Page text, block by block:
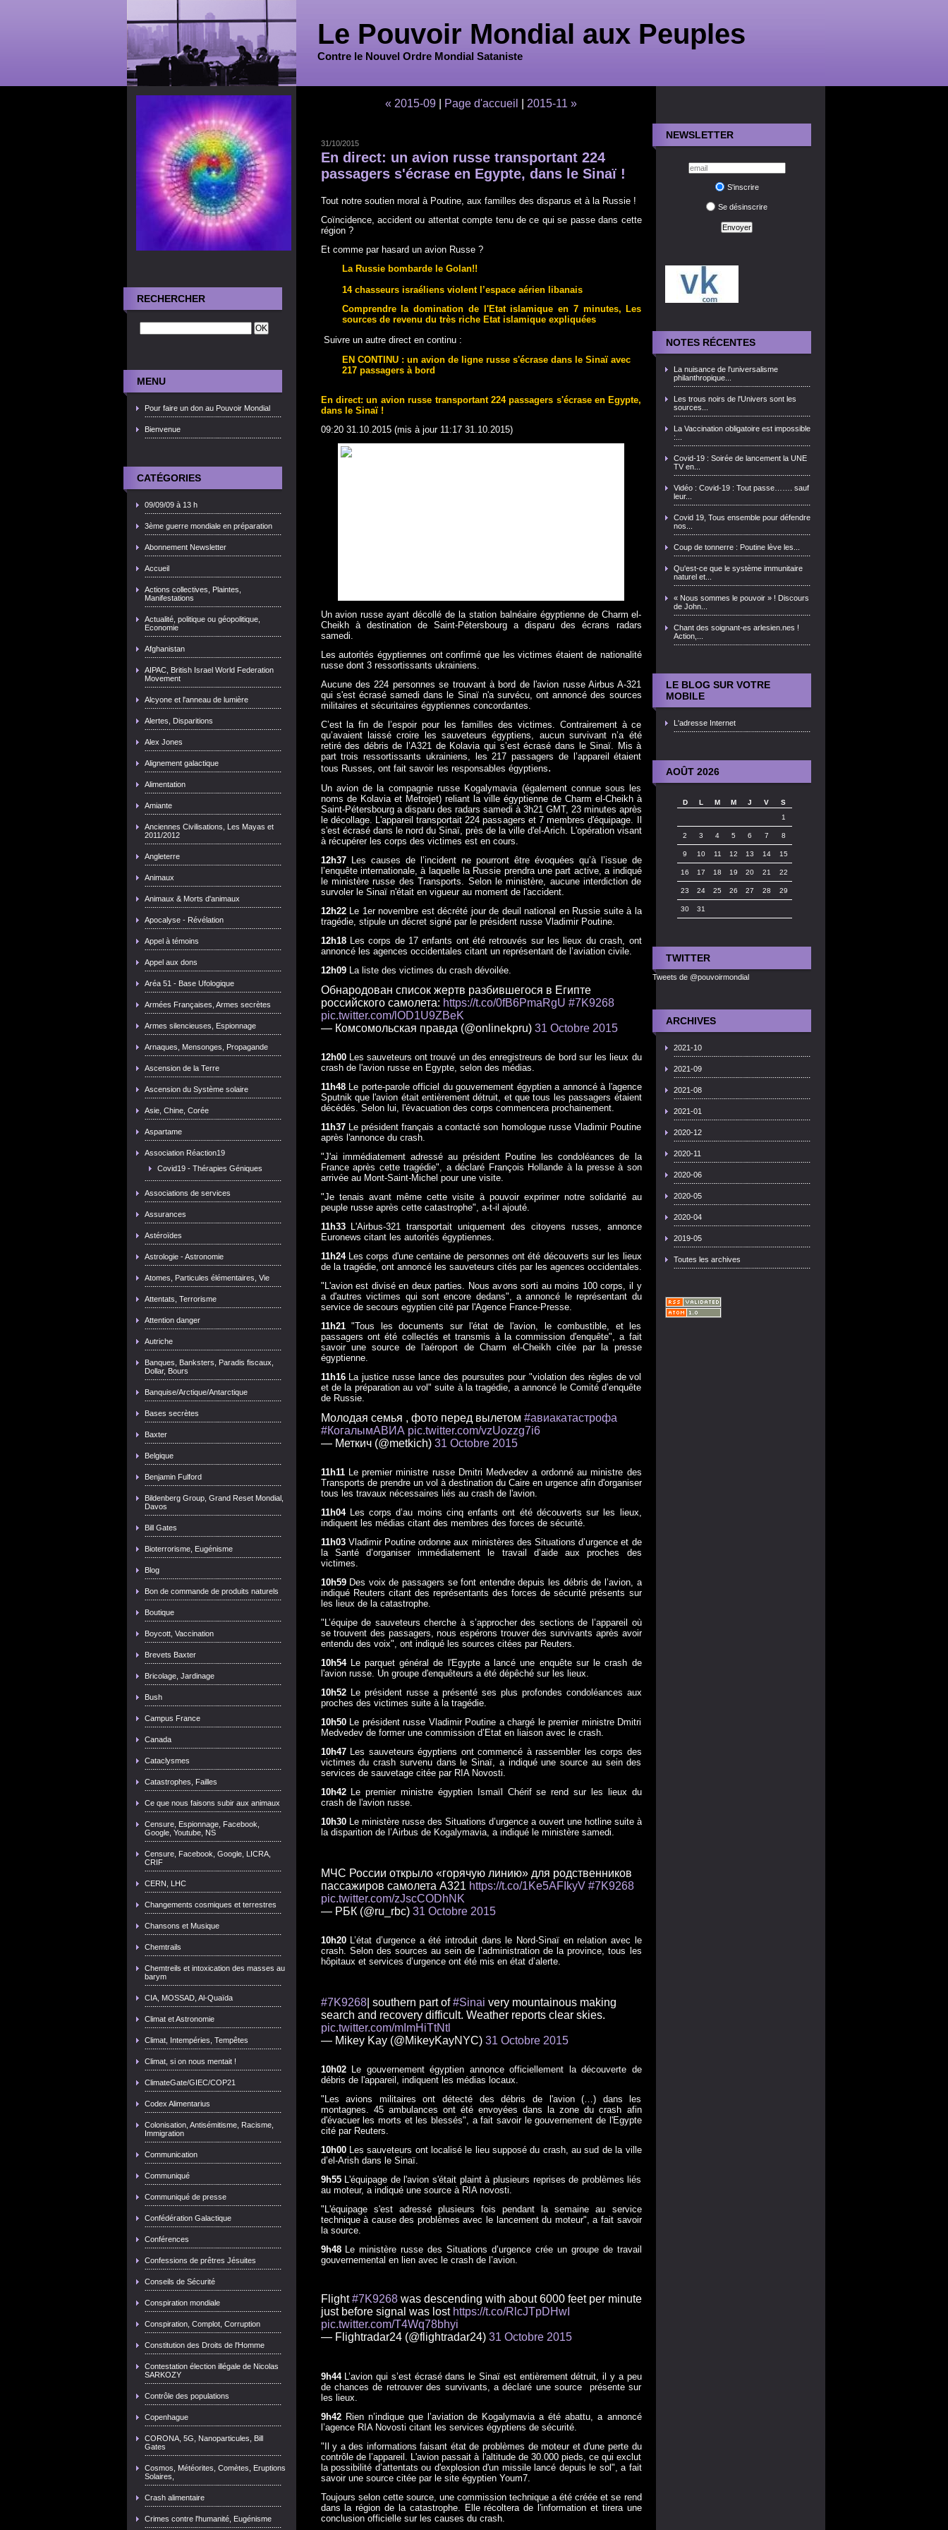
Le Pouvoir Mondial aux Peuples
Contre le Nouvel Ordre Mondial Sataniste
RECHERCHER
MENU
Pour faire un don au Pouvoir Mondial
Bienvenue
CATÉGORIES
09/09/09 à 13 h
3ème guerre mondiale en préparation
Abonnement Newsletter
Accueil
Actions collectives, Plaintes,
Manifestations
Actualité, politique ou géopolitique,
Economie
Afghanistan
AIPAC, British Israel World Federation
Movement
Alcyone et l'anneau de lumière
Alertes, Disparitions
Alex Jones
Alignement galactique
Alimentation
Amiante
Anciennes Civilisations, Les Mayas et
2011/2012
Angleterre
Animaux
Animaux & Morts d'animaux
Apocalyse - Révélation
Appel à témoins
Appel aux dons
Aréa 51 - Base Ufologique
Armées Françaises, Armes secrètes
Armes silencieuses, Espionnage
Arnaques, Mensonges, Propagande
Ascension de la Terre
Ascension du Système solaire
Asie, Chine, Corée
Aspartame
Association Réaction19
Covid19 - Thérapies Géniques
Associations de services
Assurances
Astéroïdes
Astrologie - Astronomie
Atomes, Particules élémentaires, Vie
Attentats, Terrorisme
Attention danger
Autriche
Banques, Banksters, Paradis fiscaux,
Dollar, Bours
Banquise/Arctique/Antarctique
Bases secrètes
Baxter
Belgique
Benjamin Fulford
Bildenberg Group, Grand Reset Mondial,
Davos
Bill Gates
Bioterrorisme, Eugénisme
Blog
Bon de commande de produits naturels
Boutique
Boycott, Vaccination
Brevets Baxter
Bricolage, Jardinage
Bush
Campus France
Canada
Cataclysmes
Catastrophes, Failles
Ce que nous faisons subir aux animaux
Censure, Espionnage, Facebook,
Google, Youtube, NS
Censure, Facebook, Google, LICRA,
CRIF
CERN, LHC
Changements cosmiques et terrestres
Chansons et Musique
Chemtrails
Chemtreils et intoxication des masses au
barym
CIA, MOSSAD, Al-Quaïda
Climat et Astronomie
Climat, Intempéries, Tempêtes
Climat, si on nous mentait !
ClimateGate/GIEC/COP21
Codex Alimentarius
Colonisation, Antisémitisme, Racisme,
Immigration
Communication
Communiqué
Communiqué de presse
Confédération Galactique
Conférences
Confessions de prêtres Jésuites
Conseils de Sécurité
Conspiration mondiale
Conspiration, Complot, Corruption
Constitution des Droits de l'Homme
Contestation élection illégale de Nicolas
SARKOZY
Contrôle des populations
Copenhague
CORONA, 5G, Nanoparticules, Bill
Gates
Cosmos, Météorites, Comètes, Eruptions
Solaires,
Crash alimentaire
Crimes contre l'humanité, Eugénisme
NEWSLETTER
S'inscrire
Se désinscrire
NOTES RÉCENTES
La nuisance de l'universalisme
philanthropique...
Les trous noirs de l'Univers sont les
sources...
La Vaccination obligatoire est impossible
:...
Covid-19 : Soirée de lancement la UNE
TV en...
Vidéo : Covid-19 : Tout passe……. sauf
leur...
Covid 19, Tous ensemble pour défendre
nos...
Coup de tonnerre : Poutine lève les...
Qu'est-ce que le système immunitaire
naturel et...
« Nous sommes le pouvoir » ! Discours
de John...
Chant des soignant-es arlesien.nes !
Action,...
LE BLOG SUR VOTRE
MOBILE
L'adresse Internet
AOÛT 2026
D L M M J V
S
1
2 3 4 5 6 7 8
9 10 11 12 13 14 15
16 17 18 19 20 21 22
23 24 25 26 27 28 29
30 31
TWITTER
Tweets de @pouvoirmondial
ARCHIVES
2021-10
2021-09
2021-08
2021-01
2020-12
2020-11
2020-06
2020-05
2020-04
2019-05
Toutes les archives
« 2015-09 Page d'accueil 2015-11 »
31/10/2015
En direct: un avion russe transportant 224
passagers s'écrase en Egypte, dans le Sinaï !
Tout notre soutien moral à Poutine, aux familles des disparus et à la Russie !
Coïncidence, accident ou attentat compte tenu de ce qui se passe dans cette
région ?
Et comme par hasard un avion Russe ?
La Russie bombarde le Golan!!
14 chasseurs israéliens violent l’espace aérien libanais
Comprendre la domination de l'Etat islamique en 7 minutes, Les
sources de revenu du très riche Etat islamique expliquées
Suivre un autre direct en continu :
EN CONTINU : un avion de ligne russe s'écrase dans le Sinaï avec
217 passagers à bord
En direct: un avion russe transportant 224 passagers s'écrase en Egypte,
dans le Sinaï !
09:20 31.10.2015 (mis à jour 11:17 31.10.2015)
Un avion russe ayant décollé de la station balnéaire égyptienne de Charm el-
Cheikh à destination de Saint-Pétersbourg a disparu des écrans radars
samedi.
Les autorités égyptiennes ont confirmé que les victimes étaient de nationalité
russe dont 3 ressortissants ukrainiens.
Aucune des 224 personnes se trouvant à bord de l'avion russe Airbus A-321
qui s'est écrasé samedi dans le Sinaï n'a survécu, ont annoncé des sources
militaires et sécuritaires égyptiennes concordantes.
C’est la fin de l’espoir pour les familles des victimes. Contrairement à ce
qu’avaient laissé croire les sauveteurs égyptiens, aucun survivant n’a été
retiré des débris de l’A321 de Kolavia qui s’est écrasé dans le Sinaï. Mis à
part trois ressortissants ukrainiens, les 217 passagers de l’appareil étaient
tous Russes, ont fait savoir les responsables égyptiens.
Un avion de la compagnie russe Kogalymavia (également connue sous les
noms de Kolavia et Metrojet) reliant la ville égyptienne de Charm el-Cheikh à
Saint-Pétersbourg a disparu des radars samedi à 3h21 GMT, 23 minutes après
le décollage. L'appareil transportait 224 passagers et 7 membres d'équipage. Il
s'est écrasé dans le nord du Sinaï, près de la ville d'el-Arich. L'opération visant
à récupérer les corps des victimes est en cours.
12h37 Les causes de l’incident ne pourront être évoquées qu’à l’issue de
l’enquête internationale, à laquelle la Russie prendra une part active, a indiqué
le ministère russe des Transports. Selon le ministère, aucune interdiction de
survoler le Sinaï n'était en vigueur au moment de l'accident.
12h22 Le 1er novembre est décrété jour de deuil national en Russie suite à la
tragédie, stipule un décret signé par le président russe Vladimir Poutine.
12h18Les corps de 17 enfants ont été retrouvés sur les lieux du crash, ont
annoncé les agences occidentales citant un représentant de l’aviation civile.
12h09La liste des victimes du crash dévoilée.
Обнародован список жертв разбившегося в Египте
российского самолета: https://t.co/0fB6PmaRgU #7K9268
pic.twitter.com/lOD1U9ZBeK
— Комсомольская правда (@onlinekpru) 31 Octobre 2015
12h00Les sauveteurs ont trouvé un des enregistreurs de bord sur les lieux du
crash de l'avion russe en Egypte, selon des médias.
11h48Le porte-parole officiel du gouvernement égyptien a annoncé à l'agence
Sputnik que l'avion était entièrement détruit, et que tous les passagers étaient
décédés. Selon lui, l'évacuation des corps commencera prochainement.
11h37Le président français a contacté son homologue russe Vladimir Poutine
après l'annonce du crash.
"J'ai immédiatement adressé au président Poutine les condoléances de la
France après cette tragédie", a déclaré François Hollande à la presse à son
arrivée au Mont-Saint-Michel pour une visite.
"Je tenais avant même cette visite à pouvoir exprimer notre solidarité au
peuple russe après cette catastrophe", a-t-il ajouté.
11h33L'Airbus-321 transportait uniquement des citoyens russes, annonce
Euronews citant les autorités égyptiennes.
11h24Les corps d'une centaine de personnes ont été découverts sur les lieux
de la tragédie, ont annoncé les sauveteurs cités par les agences occidentales.
"L'avion est divisé en deux parties. Nous avons sorti au moins 100 corps, il y
a d'autres victimes qui sont encore dedans", a annoncé le représentant du
service de secours egyptien cité par l'Agence France-Presse.
11h21"Tous les documents sur l'état de l'avion, le combustible, et les
passagers ont été collectés et transmis à la commission d'enquête", a fait
savoir une source de l'aéroport de Charm el-Cheikh citée par la presse
égyptienne.
11h16La justice russe lance des poursuites pour "violation des règles de vol
et de la préparation au vol" suite à la tragédie, a annoncé le Comité d’enquête
de Russie.
Молодая семья , фото перед вылетом #авиакатастрофа
#КогалымАВИА pic.twitter.com/vzUozzg7i6
— Меткич (@metkich) 31 Octobre 2015
11h11 Le premier ministre russe Dmitri Medvedev a ordonné au ministre des
Transports de prendre un vol à destination du Caire en urgence afin d'organiser
tous les travaux nécessaires liés au crash de l'avion.
11h04 Les corps d’au moins cinq enfants ont été découverts sur les lieux,
indiquent les médias citant des membres des forces de sécurité.
11h03Vladimir Poutine ordonne aux ministères des Situations d’urgence et de
la Santé d’organiser immédiatement le travail d’aide aux proches des
victimes.
10h59 Des voix de passagers se font entendre depuis les débris de l’avion, a
indiqué Reuters citant des représentants des forces de sécurité présents sur
les lieux de la catastrophe.
"L’équipe de sauveteurs cherche à s’approcher des sections de l’appareil où
se trouvent des passagers, nous espérons trouver des survivants après avoir
entendu des voix", ont indiqué les sources citées par Reuters.
10h54Le parquet général de l'Egypte a lancé une enquête sur le crash de
l'avion russe. Un groupe d'enquêteurs a été dépêché sur les lieux.
10h52Le président russe a présenté ses plus profondes condoléances aux
proches des victimes suite à la tragédie.
10h50Le président russe Vladimir Poutine a chargé le premier ministre Dmitri
Medvedev de former une commission d’Etat en liaison avec le crash.
10h47 Les sauveteurs égyptiens ont commencé à rassembler les corps des
victimes du crash survenu dans le Sinaï, a indiqué une source au sein des
services de sauvetage citée par RIA Novosti.
10h42 Le premier ministre égyptien Ismaïl Chérif serend sur les lieux du
crash de l'avion russe.
10h30Le ministère russe des Situations d’urgence a ouvert une hotline suite à
la disparition de l’Airbus de Kogalymavia, a indiqué le ministère samedi.
МЧС России открыло «горячую линию» для родственников
пассажиров самолета A321 https://t.co/1Ke5AFIkyV #7K9268
pic.twitter.com/zJscCODhNK
— РБК (@ru_rbc) 31 Octobre 2015
10h20 L’état d’urgence a été introduit dans le Nord-Sinaï en relation avec le
crash. Selon des sources au sein de l’administration de la province, tous les
hôpitaux et services d’urgence ont été mis en état d’alerte.
#7K9268| southern part of#Sinai very mountainous making
search and recovery difficult. Weather reports clear skies.
pic.twitter.com/mImHiTtNtl
— Mikey Kay (@MikeyKayNYC) 31 Octobre 2015
10h02Le gouvernement égyptien annonce officiellement la découverte de
débris de l'appareil, indiquent les médias locaux.
"Les avions militaires ont détecté des débris de l'avion (…) dans les
montagnes. 45 ambulances ont été envoyées dans la zone du crash afin
d'évacuer les morts et les blessés", a fait savoir le gouvernement de l'Egypte
cité par Reuters.
10h00 Les sauveteurs ont localisé le lieu supposé du crash, au sud de la ville
d’el-Arish dans le Sinaï.
9h55L'équipage de l'avion s'était plaint à plusieurs reprises de problèmes liés
au moteur, a indiqué une source à RIA novosti.
"L'équipage s'est adressé plusieurs fois pendant la semaine au service
technique à cause des problèmes avec le lancement du moteur", a fait savoir
la source.
9h48 Le ministère russe des Situations d’urgence crée un groupe de travail
gouvernemental en lien avec le crash de l’avion.
Flight#7K9268was descending with about 6000 feet per minute
just before signal was lost https://t.co/RlcJTpDHwI
pic.twitter.com/T4Wq78bhyi
— Flightradar24 (@flightradar24) 31 Octobre 2015
9h44L’avion qui s’est écrasé dans le Sinaï est entièrement détruit, il y a peu
de chances de retrouver des survivants, a déclaré une source présente sur
les lieux.
9h42 Rien n’indique que l’aviation de Kogalymavia a été abattu, a annoncé
l’agence RIA Novosti citant les services égyptiens de sécurité.
"Il y a des informations faisant état de problèmes de moteur et d'une perte du
contrôle de l’appareil. L'avion passait à l'altitude de 30.000 pieds, ce qui exclut
la possibilité d’attentats ou d'explosion d'un missile lancé depuis le sol", a fait
savoir une source citée par le site égyptien Youm7.
Toujours selon cette source, une commission technique a été créée et se rend
dans la région de la catastrophe. Elle récoltera de l'information et tirera une
conclusion officielle sur les causes du crash.